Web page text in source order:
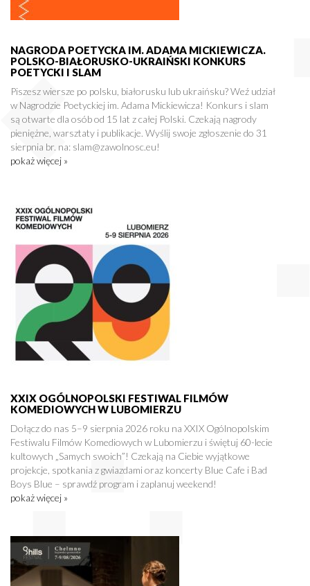
NAGRODA POETYCKA IM. ADAMA MICKIEWICZA.
POLSKO-BIAŁORUSKO-UKRAIŃSKI KONKURS
POETYCKI I SLAM
Piszesz wiersze po polsku, białorusku lub ukraińsku? Weź udział
w Nagrodzie Poetyckiej im. Adama Mickiewicza! Konkurs i slam
są otwarte dla osób od 15 lat z całej Polski. Czekają nagrody
pieniężne, warsztaty i publikacje. Wyślij swoje zgłoszenie do 31
sierpnia br. na: slam@zawolnosc.eu!
pokaż więcej »
XXIX OGÓLNOPOLSKI FESTIWAL FILMÓW
KOMEDIOWYCH W LUBOMIERZU
Dołącz do nas 5–9 sierpnia 2026 roku na XXIX Ogólnopolskim
Festiwalu Filmów Komediowych w Lubomierzu i świętuj 60-lecie
kultowych „Samych swoich”! Czekają na Ciebie wyjątkowe
projekcje, spotkania z gwiazdami oraz koncerty Blue Cafe i Bad
Boys Blue – sprawdź program i zaplanuj weekend!
pokaż więcej »